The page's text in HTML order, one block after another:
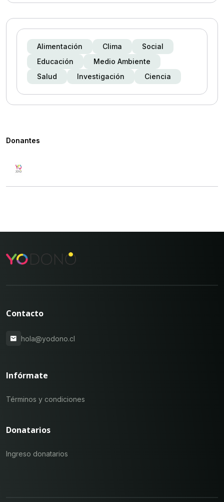
Alimentación Clima
Social
Educación
Medio Ambiente
Salud
Investigación Ciencia
Donantes
Contacto
hola@yodono.cl
Infórmate
Términos y condiciones
Donatarios
Ingreso donatarios